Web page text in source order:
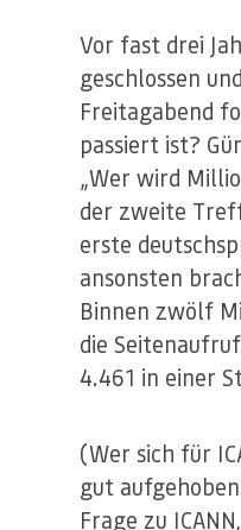
Vor fast drei
geschlossen
Freitagabend
passiert ist?
„Wer wird
der zweite
erste
ansonsten
Binnen zwölf
die
4.461 in einer
(Wer sich für
gut
Frage zu